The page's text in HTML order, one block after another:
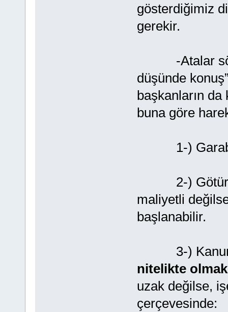
gösterdiğimiz
gerekir.
-Atalar
düşünde
başkanların da
buna göre
1-)
2-)
maliyetli
başlanabilir.
3-)
nitelikte
uzak değilse,
çerçevesinde: